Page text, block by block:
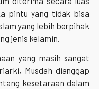
pintu yang tidak bisa
yang lebih berpihak
jenis kelamin.
yang masih sangat
Musdah dianggap
kesetaraan dalam